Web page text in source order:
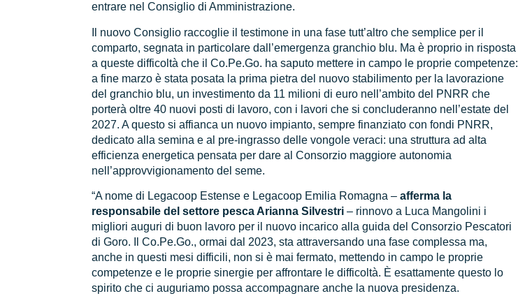
entrare nel Consiglio di Amministrazione.
Il nuovo Consiglio raccoglie il testimone in una fase tutt’altro che semplice per il
comparto, segnata in particolare dall’emergenza granchio blu. Ma è proprio in risposta
a queste difficoltà che il Co.Pe.Go. ha saputo mettere in campo le proprie competenze:
a fine marzo è stata posata la prima pietra del nuovo stabilimento per la lavorazione
del granchio blu, un investimento da 11 milioni di euro nell’ambito del PNRR che
porterà oltre 40 nuovi posti di lavoro, con i lavori che si concluderanno nell’estate del
2027. A questo si affianca un nuovo impianto, sempre finanziato con fondi PNRR,
dedicato alla semina e al pre-ingrasso delle vongole veraci: una struttura ad alta
efficienza energetica pensata per dare al Consorzio maggiore autonomia
nell’approvvigionamento del seme.
“A nome di Legacoop Estense e Legacoop Emilia Romagna –afferma la
responsabile del settore pesca Arianna Silvestri– rinnovo a Luca Mangolini i
migliori auguri di buon lavoro per il nuovo incarico alla guida del Consorzio Pescatori
di Goro. Il Co.Pe.Go., ormai dal 2023, sta attraversando una fase complessa ma,
anche in questi mesi difficili, non si è mai fermato, mettendo in campo le proprie
competenze e le proprie sinergie per affrontare le difficoltà. È esattamente questo lo
spirito che ci auguriamo possa accompagnare anche la nuova presidenza.